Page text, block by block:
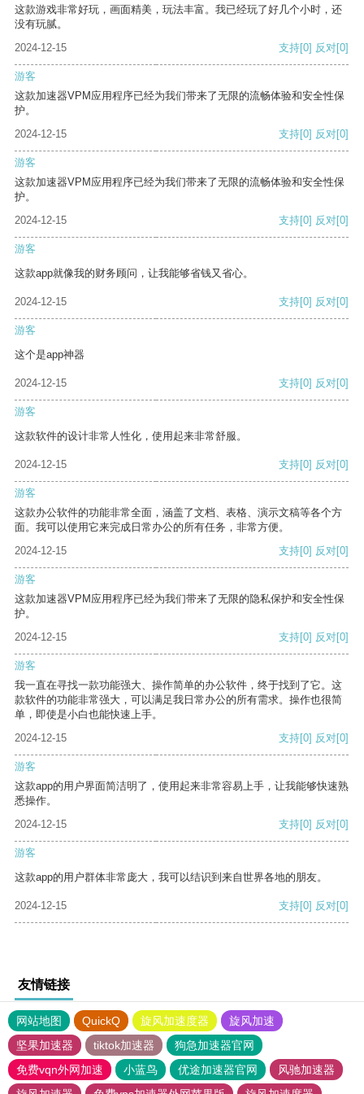
这款游戏非常好玩，画面精美，玩法丰富。我已经玩了好几个小时，还
没有玩腻。
2024-12-15
支持[0] 反对[0]
游客
这款加速器VPM应用程序已经为我们带来了无限的流畅体验和安全性保
护。
2024-12-15
支持[0] 反对[0]
游客
这款加速器VPM应用程序已经为我们带来了无限的流畅体验和安全性保
护。
2024-12-15
支持[0] 反对[0]
游客
这款app就像我的财务顾问，让我能够省钱又省心。
2024-12-15 支持[0] 反对[0]
游客
这个是app神器
2024-12-15 支持[0] 反对[0]
游客
这款软件的设计非常人性化，使用起来非常舒服。
2024-12-15 支持[0] 反对[0]
游客
这款办公软件的功能非常全面，涵盖了文档、表格、演示文稿等各个方
面。我可以使用它来完成日常办公的所有任务，非常方便。
2024-12-15
支持[0] 反对[0]
游客
这款加速器VPM应用程序已经为我们带来了无限的隐私保护和安全性保
护。
2024-12-15
支持[0] 反对[0]
游客
我一直在寻找一款功能强大、操作简单的办公软件，终于找到了它。这
款软件的功能非常强大，可以满足我日常办公的所有需求。操作也很简
单，即使是小白也能快速上手。
2024-12-15
支持[0] 反对[0]
游客
这款app的用户界面简洁明了，使用起来非常容易上手，让我能够快速熟
悉操作。
2024-12-15
支持[0] 反对[0]
游客
这款app的用户群体非常庞大，我可以结识到来自世界各地的朋友。
2024-12-15 支持[0] 反对[0]
友情链接
网站地图 QuickQ 旋风加速度器
旋风加速
坚果加速器
tiktok加速器
狗急加速器官网
免费vqn外网加速
小蓝鸟 优途加速器官网
风驰加速器